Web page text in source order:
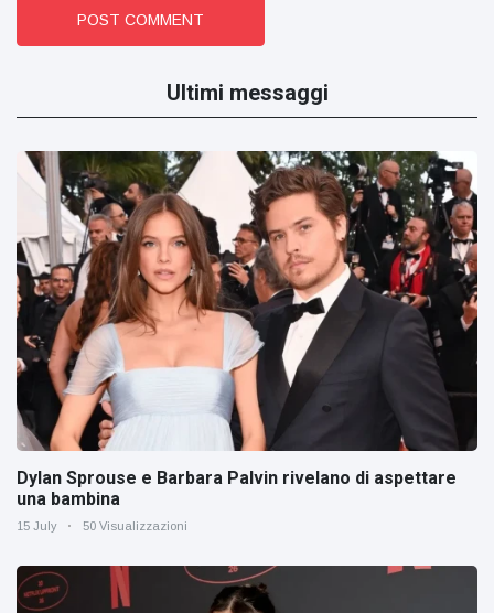
POST COMMENT
Ultimi messaggi
Dylan Sprouse e Barbara Palvin rivelano di aspettare
una bambina
15 July 50 Visualizzazioni